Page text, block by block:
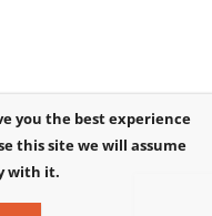
you the best experience
this site we will assume
with it.